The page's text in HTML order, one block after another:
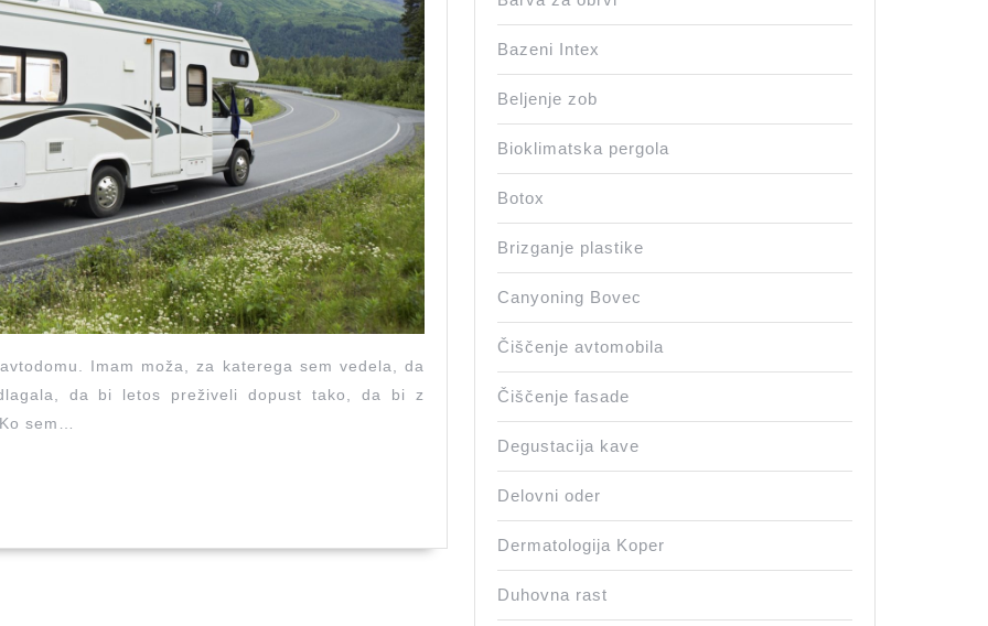
Imam moža, za katerega sem vedela, da
da bi letos preživeli dopust tako, da bi z
sem…
Bazeni Intex
Beljenje zob
Bioklimatska pergola
Botox
Brizganje plastike
Canyoning Bovec
Čiščenje avtomobila
Čiščenje fasade
Degustacija kave
Delovni oder
Dermatologija Koper
Duhovna rast